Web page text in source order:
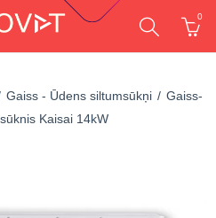
0
Gaiss - Ūdens siltumsūkņi
Gaiss-
Kaisai 14kW